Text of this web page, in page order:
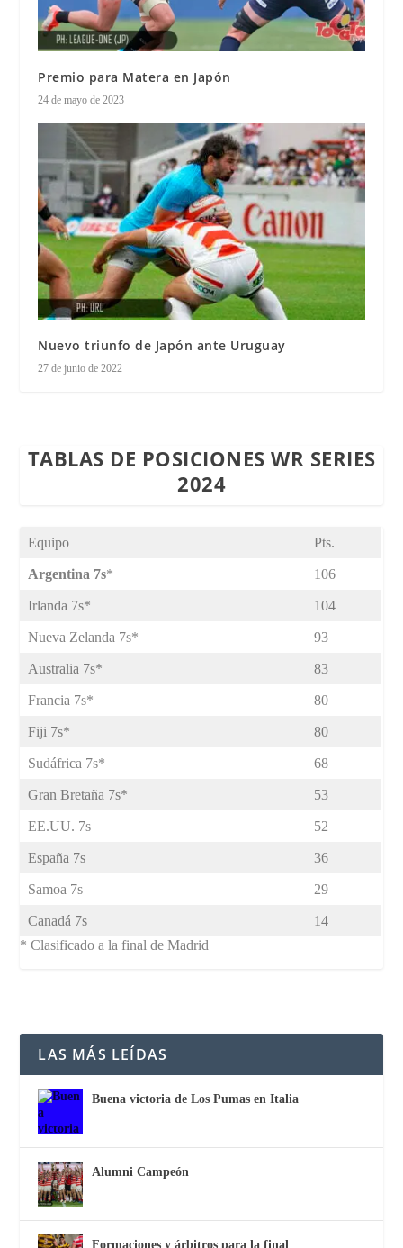
Premio para Matera en Japón
24 de mayo de 2023
Nuevo triunfo de Japón ante Uruguay
27 de junio de 2022
TABLAS DE POSICIONES WR SERIES
2024
Equipo Pts.
Argentina 7s* 106
Irlanda 7s* 104
Nueva Zelanda 7s* 93
Australia 7s* 83
Francia 7s* 80
Fiji 7s* 80
Sudáfrica 7s* 68
Gran Bretaña 7s* 53
EE.UU. 7s 52
España 7s 36
Samoa 7s 29
Canadá 7s
14
* Clasificado a la final de Madrid
LAS MÁS LEÍDAS
Buena victoria de Los Pumas en Italia
Alumni Campeón
Formaciones y árbitros para la final